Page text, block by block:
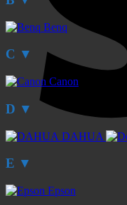
Benq
C ▼
Canon
D ▼
DAHUA
E ▼
Epson